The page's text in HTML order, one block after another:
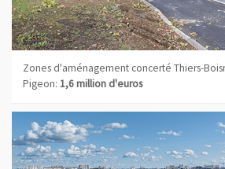
Zones d'aménagement concerté Thiers-
Pigeon: 1,6 million d'euros